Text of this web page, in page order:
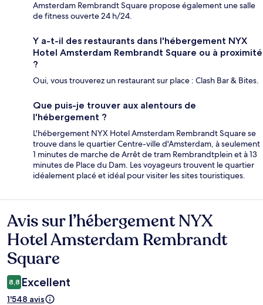
Amsterdam Rembrandt Square propose également une salle
de fitness ouverte 24 h/24.
Y a-t-il des restaurants dans l'hébergement NYX
Hotel Amsterdam Rembrandt Square ou à proximité
?
Oui, vous trouverez un restaurant sur place : Clash Bar & Bites.
Que puis-je trouver aux alentours de
l'hébergement ?
L'hébergement NYX Hotel Amsterdam Rembrandt Square se
trouve dans le quartier Centre-ville d'Amsterdam, à seulement
1 minutes de marche de Arrêt de tram Rembrandtplein et à 13
minutes de Place du Dam. Les voyageurs trouvent le quartier
idéalement placé et idéal pour visiter les sites touristiques.
Avis
Avis sur l’hébergement NYX
Hotel Amsterdam Rembrandt
Square
8,8 Excellent
1'548 avis